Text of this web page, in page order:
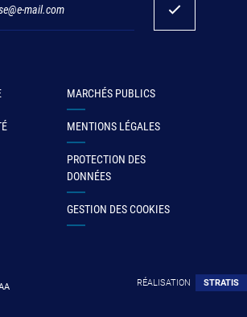
MARCHÉS PUBLICS
MENTIONS LÉGALES
PROTECTION DES
DONNÉES
GESTION DES COOKIES
RÉALISATION STRATIS